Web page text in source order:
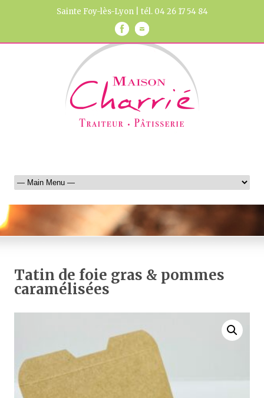
Sainte Foy-lès-Lyon | tél. 04 26 17 54 84
Tatin de foie gras & pommes
caramélisées